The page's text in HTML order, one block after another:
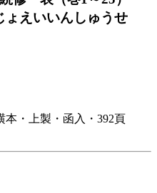
ょえいいんしゅうせ
本・上製・函入・392頁